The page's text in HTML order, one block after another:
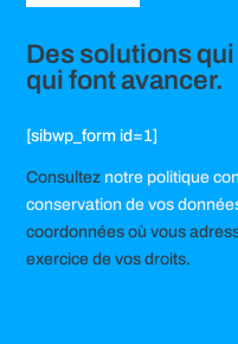
Des solutions
qui font avancer.
[sibwp_form id=1]
Consultez notre politique
conservation de vos
coordonnées où vous
exercice de vos droits.